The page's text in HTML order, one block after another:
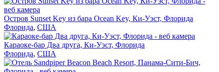
Остров Sunset Key из бара Ocean Key, Ки-Уэст, Флорида
Флорида, США
Караоке-бар Два друга, Ки-Уэст, Флорида
Флорида, США